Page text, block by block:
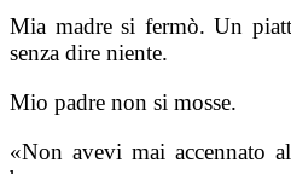
Mia madre si fermò. Un
senza dire niente.
Mio padre non si mosse.
«Non avevi mai accennato